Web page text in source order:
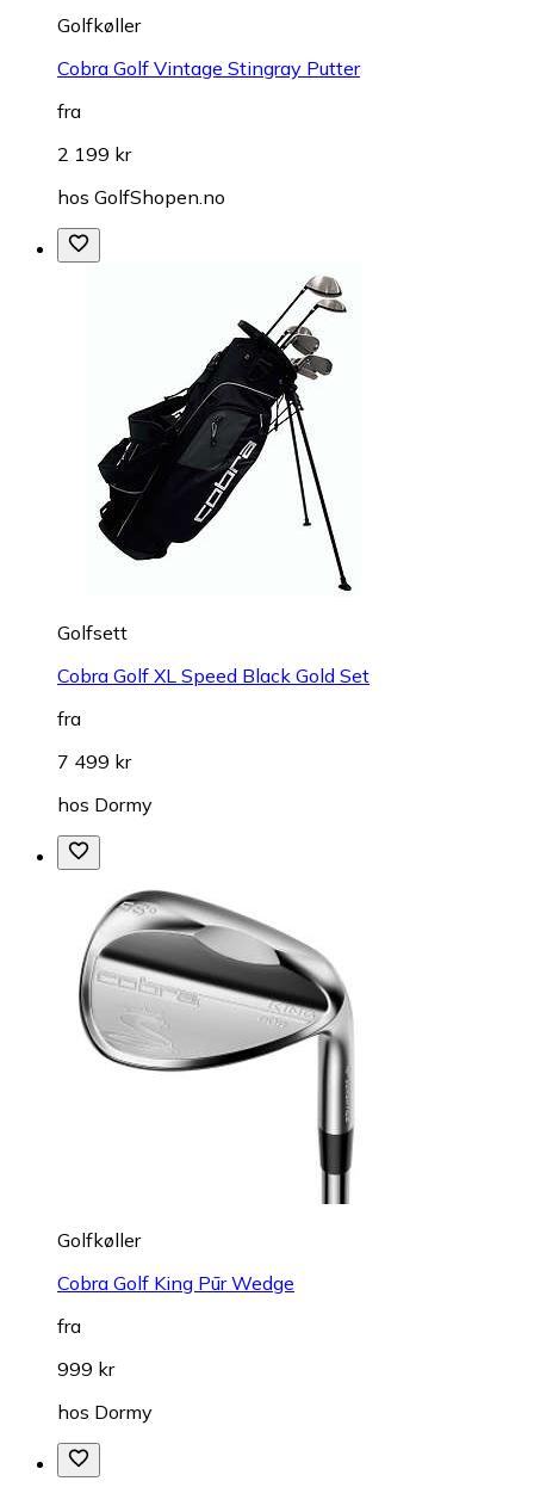
Golfkøller
Cobra Golf Vintage Stingray Putter
fra
2 199 kr
hos GolfShopen.no
Golfsett
Cobra Golf XL Speed Black Gold Set
fra
7 499 kr
hos Dormy
Golfkøller
Cobra Golf King Pūr Wedge
fra
999 kr
hos Dormy